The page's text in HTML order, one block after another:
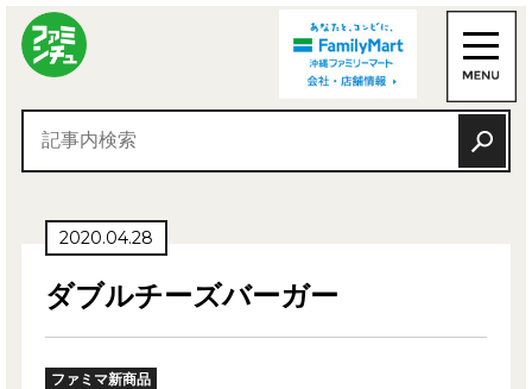
2020.04.28
ダブルチーズバーガー
ファミマ新商品